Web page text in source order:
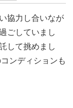
協力し合いなが
ごしていまし
して挑めまし
ンディションも